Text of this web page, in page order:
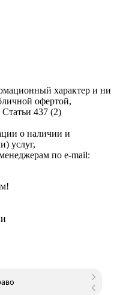
характер и ни
офертой,
Статьи 437 (2)
о наличии и
услуг,
по e-mail: